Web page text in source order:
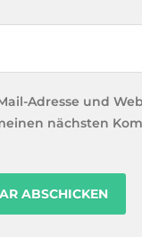
Adresse und
nächsten